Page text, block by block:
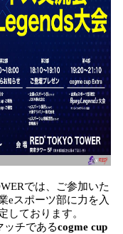
では、ご参加いた
eスポーツ部に力を入
しております。
ッチであるcogme cup